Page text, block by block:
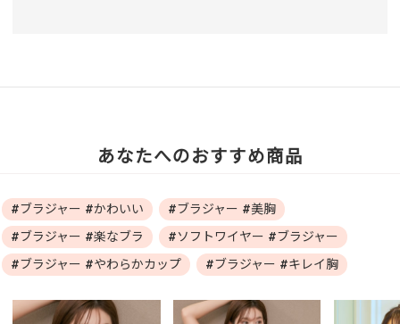
あなたへのおすすめ商品
#ブラジャー #かわいい
#ブラジャー #美胸
#ブラジャー #楽なブラ
#ソフトワイヤー #ブラジャー
#ブラジャー #やわらかカップ
#ブラジャー #キレイ胸